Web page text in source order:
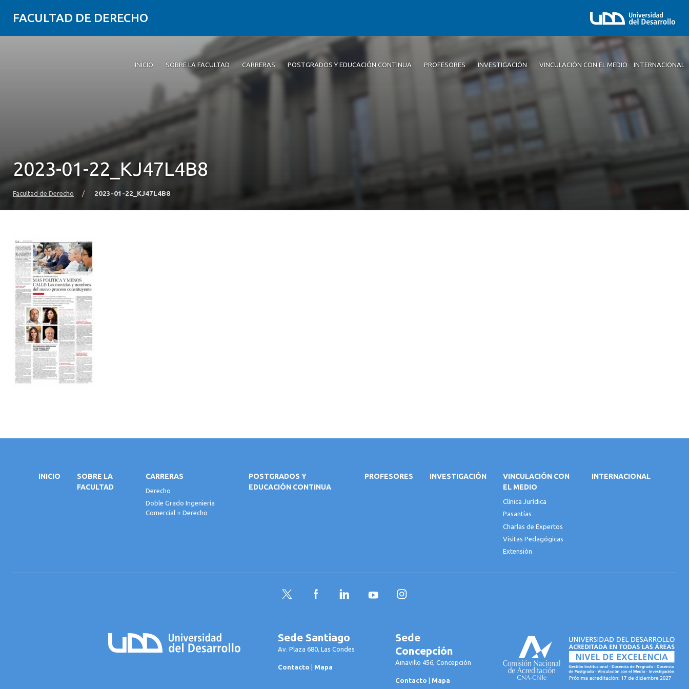
FACULTAD DE DERECHO
INICIO SOBRE LA FACULTAD CARRERAS POSTGRADOS Y EDUCACIÓN CONTINUA PROFESORES INVESTIGACIÓN VINCULACIÓN CON EL MEDIO INTERNACIONAL
2023-01-22_KJ47L4B8
Facultad de Derecho / 2023-01-22_KJ47L4B8
INICIO
SOBRE LA
FACULTAD
CARRERAS
Derecho
Doble Grado Ingeniería
Comercial + Derecho
POSTGRADOS Y
EDUCACIÓN CONTINUA
PROFESORES INVESTIGACIÓN
VINCULACIÓN CON
EL MEDIO
Clínica Jurídica
Pasantías
Charlas de Expertos
Visitas Pedagógicas
Extensión
INTERNACIONAL
Twitter FacebookLinkedInYouTubeInstagram
Sede Santiago
Av. Plaza 680, Las Condes
Contacto | Mapa
Sede
Concepción
Ainavillo 456, Concepción
Contacto | Mapa